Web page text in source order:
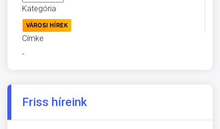
Kategória
VÁROSI HÍREK
Címke
-
Friss híreink